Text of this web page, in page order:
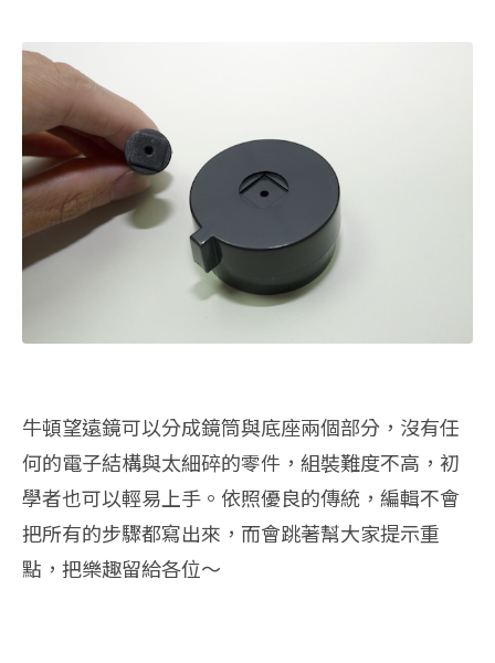
牛頓望遠鏡可以分成鏡筒與底座兩個部分，沒有任
何的電子結構與太細碎的零件，組裝難度不高，初
學者也可以輕易上手。依照優良的傳統，編輯不會
把所有的步驟都寫出來，而會跳著幫大家提示重
點，把樂趣留給各位～